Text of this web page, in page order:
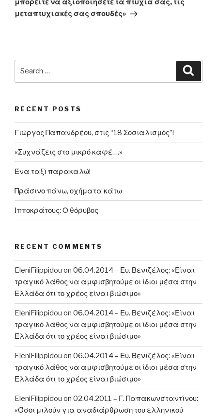
μπορείτε να αξιοποιήσετε τα πτυχία σας, τις
μεταπτυχιακές σας σπουδές»
RECENT POSTS
Γιώργος Παπανδρέου, στις “18 Σοσιαλισμός”!
«Συχνάζεις στο μικρό καφέ….»
Ένα ταξί παρακαλώ!
Πράσινο πάνω, οχήματα κάτω
Ιπποκράτους: Ο θόρυβος
RECENT COMMENTS
EleniFilippidou on 06.04.2014 – Ευ. Βενιζέλος: «Είναι
τραγικό λάθος να αμφισβητούμε οι ίδιοι μέσα στην
Ελλάδα ότι το χρέος είναι βιώσιμο»
EleniFilippidou on 06.04.2014 – Ευ. Βενιζέλος: «Είναι
τραγικό λάθος να αμφισβητούμε οι ίδιοι μέσα στην
Ελλάδα ότι το χρέος είναι βιώσιμο»
EleniFilippidou on 06.04.2014 – Ευ. Βενιζέλος: «Είναι
τραγικό λάθος να αμφισβητούμε οι ίδιοι μέσα στην
Ελλάδα ότι το χρέος είναι βιώσιμο»
EleniFilippidou on 02.04.2011 – Γ. Παπακωνσταντίνου:
«Όσοι μιλούν για αναδιάρθρωση του ελληνικού